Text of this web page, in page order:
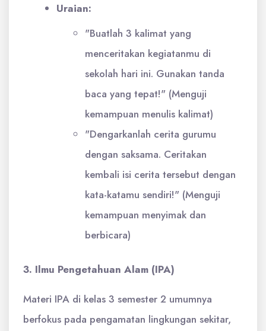
Uraian:
"Buatlah 3 kalimat yang
menceritakan kegiatanmu di
sekolah hari ini. Gunakan tanda
baca yang tepat!" (Menguji
kemampuan menulis kalimat)
"Dengarkanlah cerita gurumu
dengan saksama. Ceritakan
kembali isi cerita tersebut dengan
kata-katamu sendiri!" (Menguji
kemampuan menyimak dan
berbicara)
3. Ilmu Pengetahuan Alam (IPA)
Materi IPA di kelas 3 semester 2 umumnya
berfokus pada pengamatan lingkungan sekitar,